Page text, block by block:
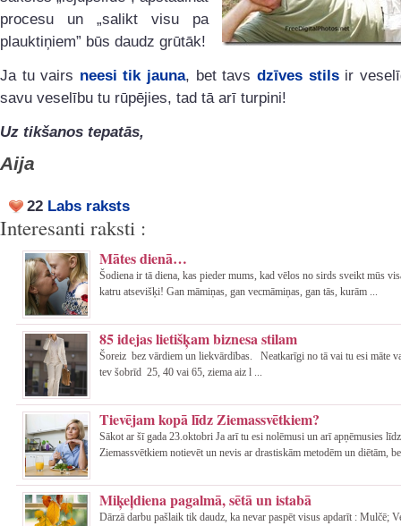
procesu un „salikt visu pa
plauktiņiem” būs daudz grūtāk!
Ja tu vairs neesi tik jauna, bet tavs dzīves stilsir
savu veselību tu rūpējies, tad tā arī turpini!
Uz tikšanos tepatās,
Aija
22 Labs raksts
Interesanti raksti :
Mātes dienā…
Šodiena ir tā diena, kas pieder mums, kad vēlos no sirds sveikt mūs
katru atsevišķi! Gan māmiņas, gan vecmāmiņas, gan tās, kurām ...
85 idejas lietišķam biznesa stilam
Šoreiz bez vārdiem un liekvārdības. Neatkarīgi no tā vai tu esi māte
tev šobrīd 25, 40 vai 65, ziema aiz l ...
Tievējam kopā līdz Ziemassvētkiem?
Sākot ar šī gada 23.oktobri Ja arī tu esi nolēmusi un arī apņēmusies līdz
Ziemassvētkiem notievēt un nevis ar drastiskām metodēm un diētām,
Miķeļdiena pagalmā, sētā un istabā
Dārzā darbu pašlaik tik daudz, ka nevar paspēt visus apdarīt : Mulčē;